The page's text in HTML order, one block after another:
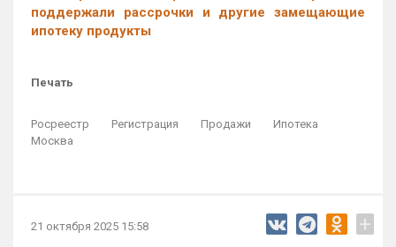
поддержали рассрочки и другие замещающие
ипотеку продукты
Печать
Росреестр Регистрация Продажи
Ипотека
Москва
21 октября 2025 15:58 +